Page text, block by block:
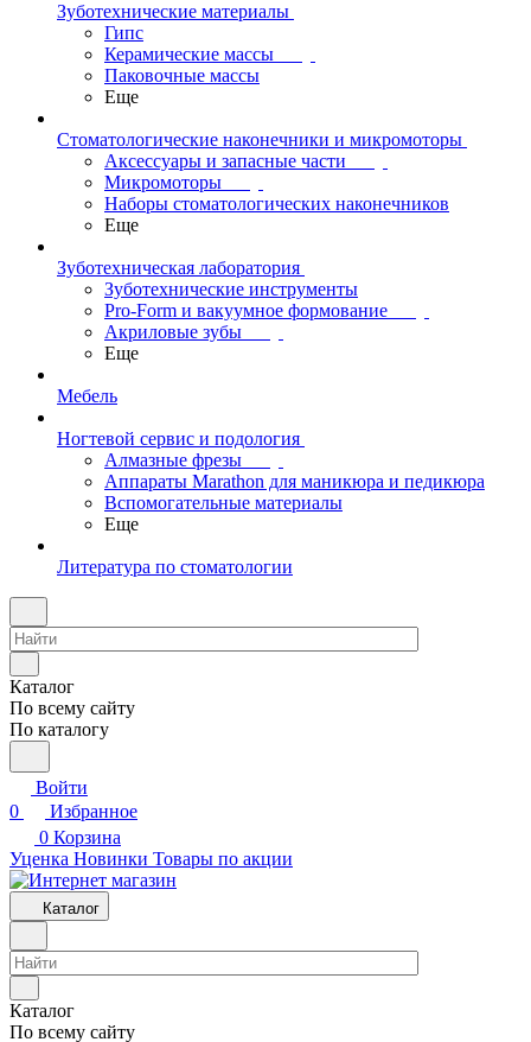
Зуботехнические материалы
Гипс
Керамические массы
Паковочные массы
Еще
Стоматологические наконечники и микромоторы
Аксессуары и запасные части
Микромоторы
Наборы стоматологических наконечников
Еще
Зуботехническая лаборатория
Зуботехнические инструменты
Pro-Form и вакуумное формование
Акриловые зубы
Еще
Мебель
Ногтевой сервис и подология
Алмазные фрезы
Аппараты Marathon для маникюра и педикюра
Вспомогательные материалы
Еще
Литература по стоматологии
Каталог
По всему сайту
По каталогу
Войти
0
Избранное
0 Корзина
Уценка Новинки Товары по акции
Каталог
Каталог
По всему сайту